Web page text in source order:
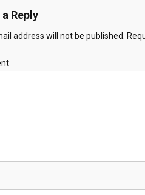
Reply
address will not be published.